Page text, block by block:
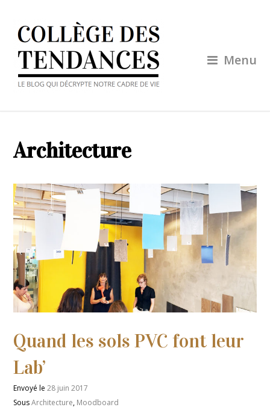
Menu
Architecture
Quand les sols PVC font leur
Lab’
Envoyé le28 juin 2017
SousArchitecture, Moodboard